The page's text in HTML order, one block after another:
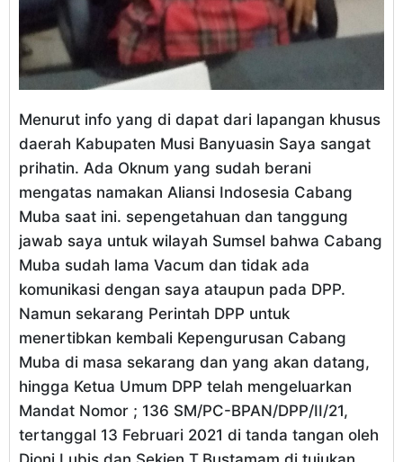
Menurut info yang di dapat dari lapangan khusus
daerah Kabupaten Musi Banyuasin Saya sangat
prihatin. Ada Oknum yang sudah berani
mengatas namakan Aliansi Indosesia Cabang
Muba saat ini. sepengetahuan dan tanggung
jawab saya untuk wilayah Sumsel bahwa Cabang
Muba sudah lama Vacum dan tidak ada
komunikasi dengan saya ataupun pada DPP.
Namun sekarang Perintah DPP untuk
menertibkan kembali Kepengurusan Cabang
Muba di masa sekarang dan yang akan datang,
hingga Ketua Umum DPP telah mengeluarkan
Mandat Nomor ; 136 SM/PC-BPAN/DPP/II/21,
tertanggal 13 Februari 2021 di tanda tangan oleh